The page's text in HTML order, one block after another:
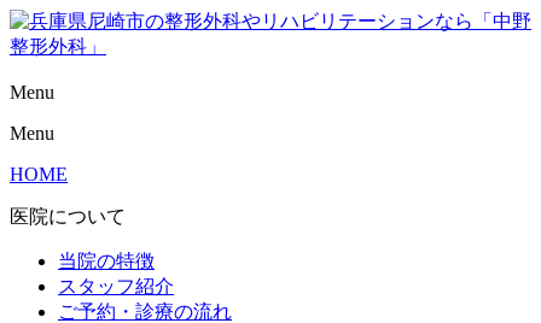
Menu
Menu
HOME
医院について
当院の特徴
スタッフ紹介
ご予約・診療の流れ